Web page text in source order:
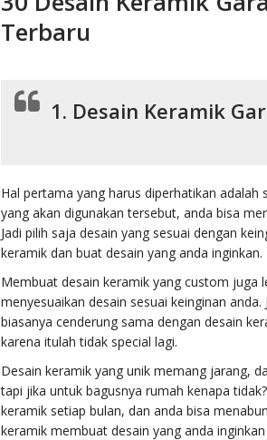
Terbaru
1. Desain Keramik
Hal pertama yang harus diperhatikan adalah
yang akan digunakan tersebut, anda bisa
Jadi pilih saja desain yang sesuai dengan
keramik dan buat desain yang anda inginkan.
Membuat desain keramik yang custom juga
menyesuaikan desain sesuai keinginan
biasanya cenderung sama dengan desain
karena itulah tidak special lagi.
Desain keramik yang unik memang jarang,
tapi jika untuk bagusnya rumah kenapa
keramik setiap bulan, dan anda bisa
keramik membuat desain yang anda